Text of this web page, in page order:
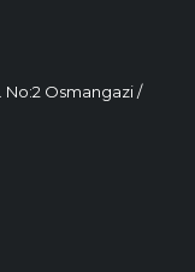
Osmangazi /